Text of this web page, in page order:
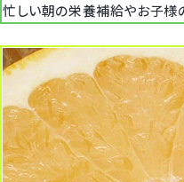
忙しい朝の栄養補給やお子様